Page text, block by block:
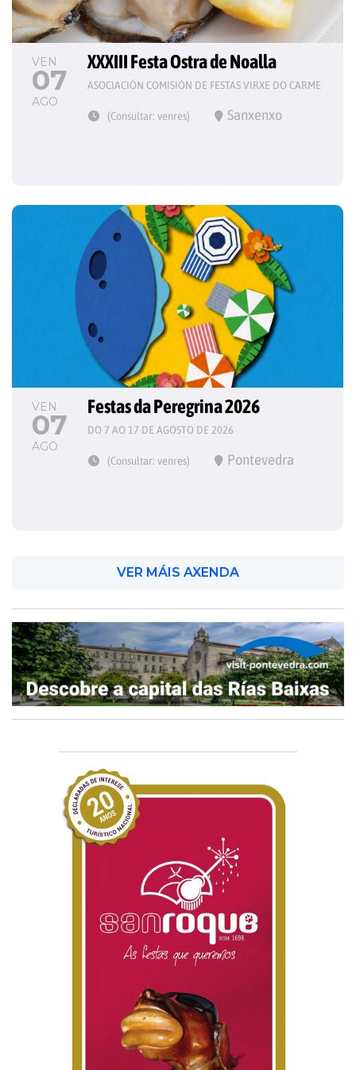
VEN
07
AGO
XXXIII Festa Ostra de Noalla
ASOCIACIÓN COMISIÓN DE FESTAS VIRXE DO CARME
(Consultar: venres) Sanxenxo
VEN
07
AGO
Festas da Peregrina 2026
DO 7 AO 17 DE AGOSTO DE 2026
(Consultar: venres) Pontevedra
VER MÁIS AXENDA